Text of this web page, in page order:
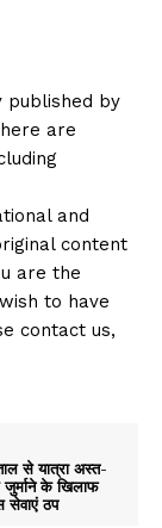
published by
are
and
content
are the
to have
contact us,
से यात्रा अस्त-
के खिलाफ
सेवाएं ठप